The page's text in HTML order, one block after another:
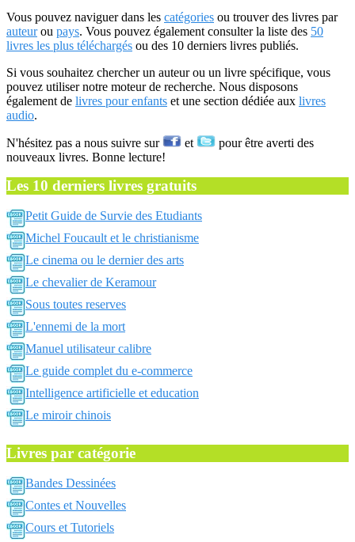
Vous pouvez naviguer dans les catégories ou trouver des livres par
auteurou pays. Vous pouvez également consulter la liste des 50
livres les plus téléchargés ou des 10 derniers livres publiés.
Si vous souhaitez chercher un auteur ou un livre spécifique, vous
pouvez utiliser notre moteur de recherche. Nous disposons
également de livres pour enfants et une section dédiée aux livres
audio.
N'hésitez pas a nous suivre sur et
pour être averti des
nouveaux livres. Bonne lecture!
Les 10 derniers livres gratuits
Petit Guide de Survie des Etudiants
Michel Foucault et le christianisme
Le cinema ou le dernier des arts
Le chevalier de Keramour
Sous toutes reserves
L'ennemi de la mort
Manuel utilisateur calibre
Le guide complet du e-commerce
Intelligence artificielle et education
Le miroir chinois
Livres par catégorie
Bandes Dessinées
Contes et Nouvelles
Cours et Tutoriels